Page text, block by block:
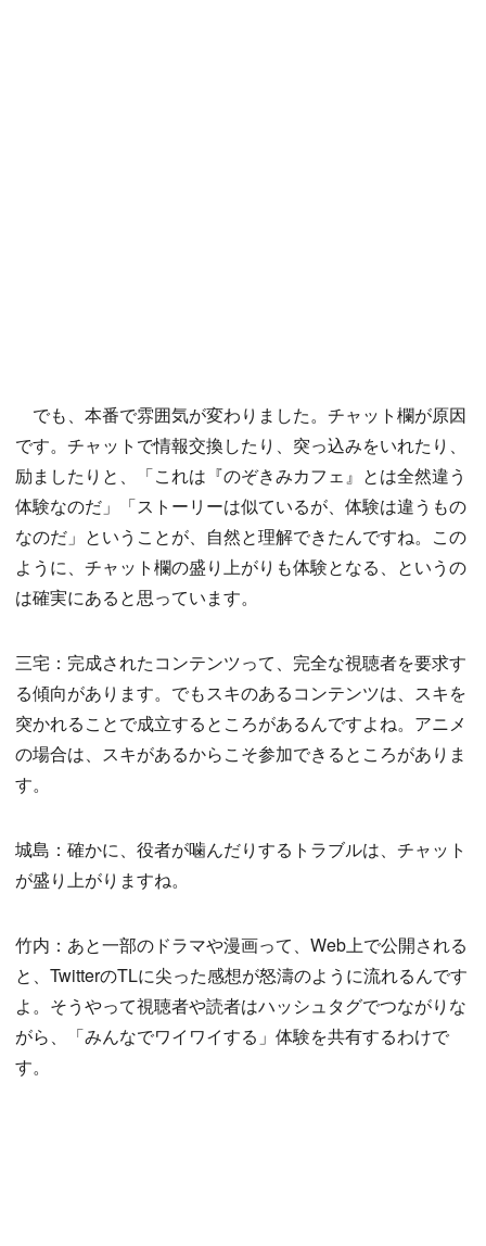
でも、本番で雰囲気が変わりました。チャット欄が原因
です。チャットで情報交換したり、突っ込みをいれたり、
励ましたりと、「これは『のぞきみカフェ』とは全然違う
体験なのだ」「ストーリーは似ているが、体験は違うもの
なのだ」ということが、自然と理解できたんですね。この
ように、チャット欄の盛り上がりも体験となる、というの
は確実にあると思っています。
三宅：完成されたコンテンツって、完全な視聴者を要求す
る傾向があります。でもスキのあるコンテンツは、スキを
突かれることで成立するところがあるんですよね。アニメ
の場合は、スキがあるからこそ参加できるところがありま
す。
城島：確かに、役者が噛んだりするトラブルは、チャット
が盛り上がりますね。
竹内：あと一部のドラマや漫画って、Web上で公開される
と、TwitterのTLに尖った感想が怒濤のように流れるんです
よ。そうやって視聴者や読者はハッシュタグでつながりな
がら、「みんなでワイワイする」体験を共有するわけで
す。